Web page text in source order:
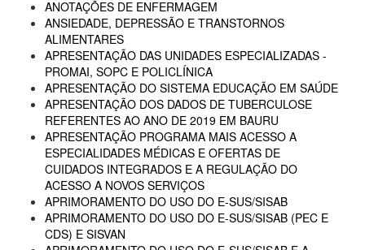
ANOTAÇÕES DE ENFERMAGEM
ANSIEDADE, DEPRESSÃO E TRANSTORNOS
ALIMENTARES
APRESENTAÇÃO DAS UNIDADES ESPECIALIZADAS -
PROMAI, SOPC E POLICLÍNICA
APRESENTAÇÃO DO SISTEMA EDUCAÇÃO EM SAÚDE
APRESENTAÇÃO DOS DADOS DE TUBERCULOSE
REFERENTES AO ANO DE 2019 EM BAURU
APRESENTAÇÃO PROGRAMA MAIS ACESSO A
ESPECIALIDADES MÉDICAS E OFERTAS DE
CUIDADOS INTEGRADOS E A REGULAÇÃO DO
ACESSO A NOVOS SERVIÇOS
APRIMORAMENTO DO USO DO E-SUS/SISAB
APRIMORAMENTO DO USO DO E-SUS/SISAB (PEC E
CDS) E SISVAN